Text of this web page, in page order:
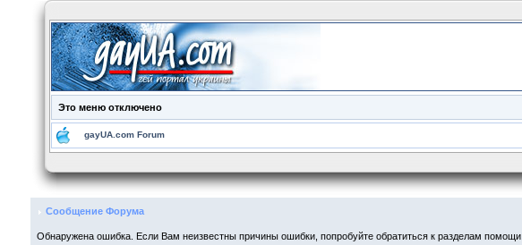
Это меню отключено
gayUA.com Forum
Сообщение Форума
Обнаружена ошибка. Если Вам неизвестны причины ошибки, попробуйте обратиться к разделам помощи.